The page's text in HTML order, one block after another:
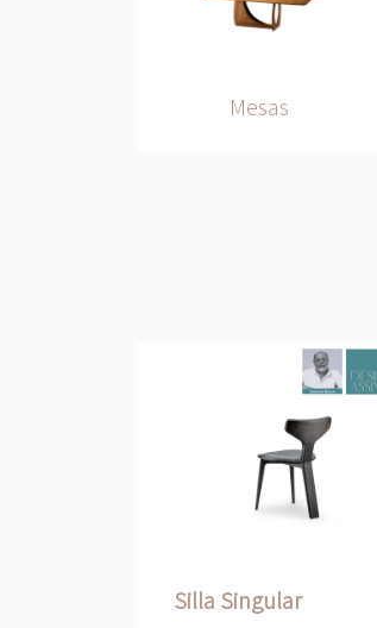
Mesas
Silla Singular